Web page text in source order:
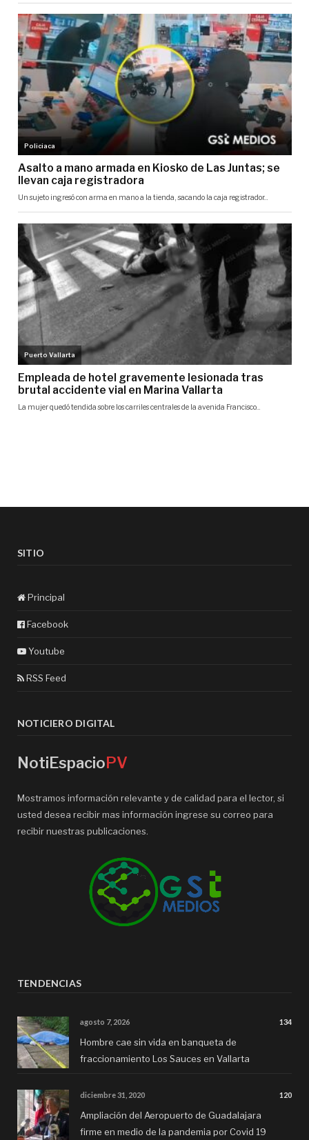
SITIO
Principal
Facebook
Youtube
RSS Feed
NOTICIERO DIGITAL
NotiEspacioPV
Mostramos información relevante y de calidad para el lector, si
usted desea recibir mas información ingrese su correo para
recibir nuestras publicaciones.
TENDENCIAS
agosto 7, 2026 134
Hombre cae sin vida en banqueta de
fraccionamiento Los Sauces en Vallarta
diciembre 31, 2020 120
Ampliación del Aeropuerto de Guadalajara
firme en medio de la pandemia por Covid 19